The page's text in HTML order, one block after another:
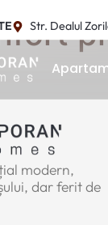
Str. Dealul
modern,
dar ferit de